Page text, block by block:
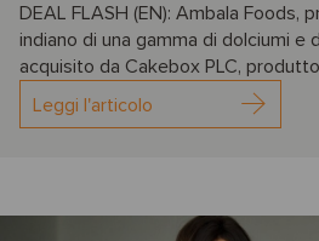
DEAL FLASH (EN): Ambala Foods,
indiano di una gamma di dolciumi e
acquisito da Cakebox PLC,
Leggi l'articolo